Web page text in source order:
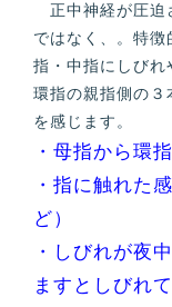
正中神経が圧迫
ではなく、。特
指・中指にしびれ
環指の親指側の３
を感じます。
・母指から環
・指に触れた
ど）
・しびれが夜
ますとしびれ